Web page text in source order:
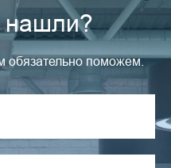
нашли?
обязательно поможем.